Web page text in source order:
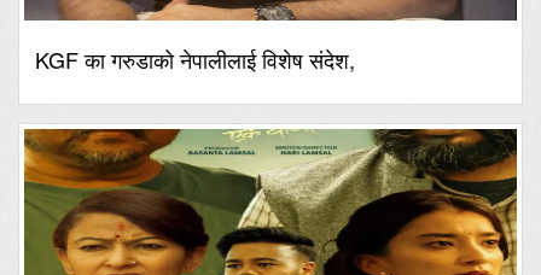
KGF का गरुडाको नेपालीलाई विशेष संदेश,